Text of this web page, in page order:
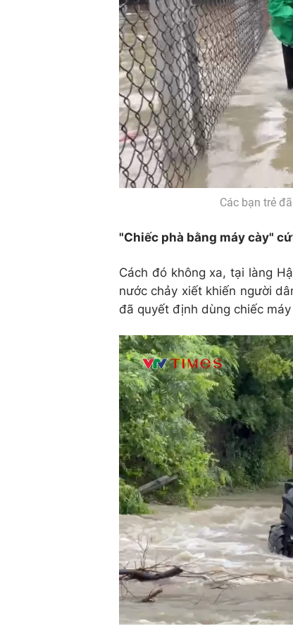
Các bạn trẻ
"Chiếc phà bằng máy cày"
Cách đó không xa, tại làng
nước chảy xiết khiến người
đã quyết định dùng chiếc